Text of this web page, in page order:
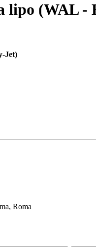
lipo (WAL -
Jet)
Roma